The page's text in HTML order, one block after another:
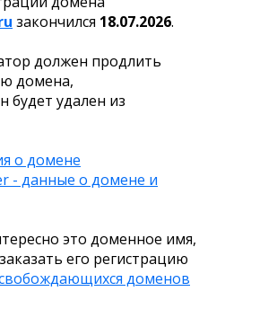
закончился 18.07.2026.
должен продлить
домена,
будет удален из
о домене
- данные о домене и
это доменное имя,
его регистрацию
доменов